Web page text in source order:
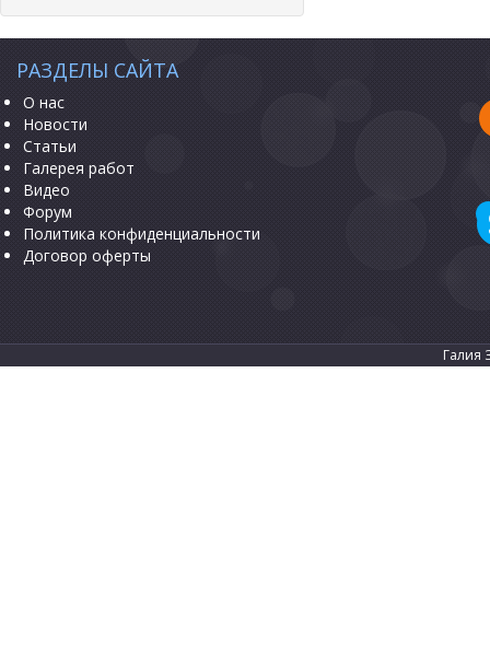
РАЗДЕЛЫ САЙТА
О нас
Новости
Статьи
Галерея работ
Видео
Форум
Политика конфиденциальности
Договор оферты
Галия